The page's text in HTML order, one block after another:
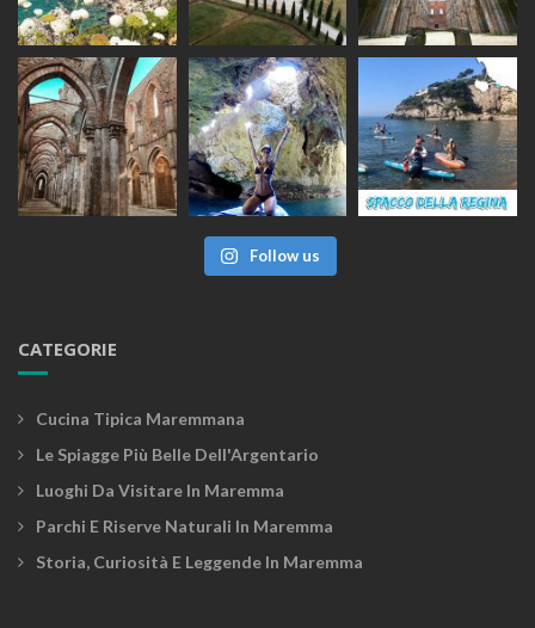
Follow us
CATEGORIE
Cucina Tipica Maremmana
Le Spiagge Più Belle Dell'Argentario
Luoghi Da Visitare In Maremma
Parchi E Riserve Naturali In Maremma
Storia, Curiosità E Leggende In Maremma